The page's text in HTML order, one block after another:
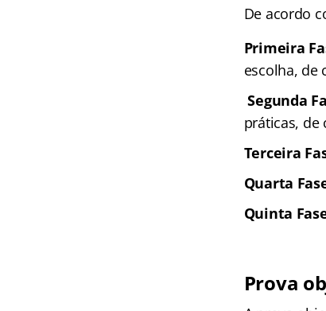
De acordo
Primeira
escolha, de
Segunda
práticas,
Terceira
Quarta
Quinta
Prova